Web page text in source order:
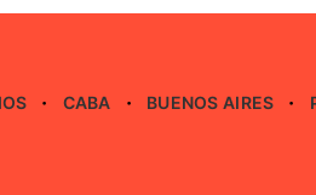
CABA BUENOS AIRES